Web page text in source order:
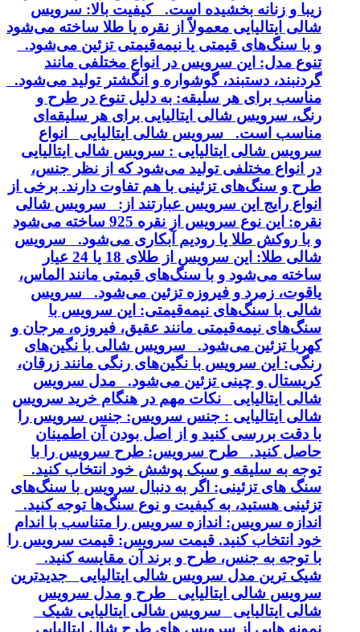
زیبا و زنانه بخشیده است. کیفیت بالا: سرویس
شالی ایتالیایی معمولاً از نقره یا طلا ساخته می‌شود
و با سنگ‌های قیمتی یا نیمه‌قیمتی تزئین می‌شود.
تنوع مدل: این سرویس در انواع مختلفی مانند
گردنبند، دستبند، گوشواره و انگشتر تولید می‌شود.
مناسب برای هر سلیقه: به دلیل تنوع در طرح و
رنگ، سرویس شالی ایتالیایی برای هر سلیقه‌ای
مناسب است. سرویس شالی ایتالیایی انواع
سرویس شالی ایتالیایی : سرویس شالی ایتالیایی
در انواع مختلفی تولید می‌شود که از نظر جنس،
طرح و سنگ‌های تزئینی با هم تفاوت دارند. برخی از
انواع رایج این سرویس عبارتند از: سرویس شالی
نقره: این نوع سرویس از نقره 925 ساخته می‌شود
و با روکش طلا یا رودیم آبکاری می‌شود. سرویس
شالی طلا: این سرویس از طلای 18 یا 24 عیار
ساخته می‌شود و با سنگ‌های قیمتی مانند الماس،
یاقوت، زمرد و فیروزه تزئین می‌شود. سرویس
شالی با سنگ‌های نیمه‌قیمتی: این سرویس با
سنگ‌های نیمه‌قیمتی مانند عقیق، فیروزه، مرجان و
کهربا تزئین می‌شود. سرویس شالی با نگین‌های
رنگی: این سرویس با نگین‌های رنگی مانند زرقان،
کریستال و چینی تزئین می‌شود. مدل سرویس
شالی ایتالیایی نکات مهم در هنگام خرید سرویس
شالی ایتالیایی : جنس سرویس: جنس سرویس را
با دقت بررسی کنید و از اصل بودن آن اطمینان
حاصل کنید. طرح سرویس: طرح سرویس را با
توجه به سلیقه و سبک پوشش خود انتخاب کنید.
سنگ های تزئینی: اگر به دنبال سرویس با سنگ‌های
تزئینی هستید، به کیفیت و نوع سنگ‌ها توجه کنید.
اندازه سرویس: اندازه سرویس را متناسب با اندام
خود انتخاب کنید. قیمت سرویس: قیمت سرویس را
با توجه به جنس، طرح و برند آن مقایسه کنید.
شیک ترین مدل سرویس شالی ایتالیایی جدیدترین
سرویس شالی ایتالیایی طرح و مدل سرویس
شالی ایتالیایی سرویس شالی ایتالیایی شیک
نمونه هایی از سرویس های طرح شال ایتالیایی